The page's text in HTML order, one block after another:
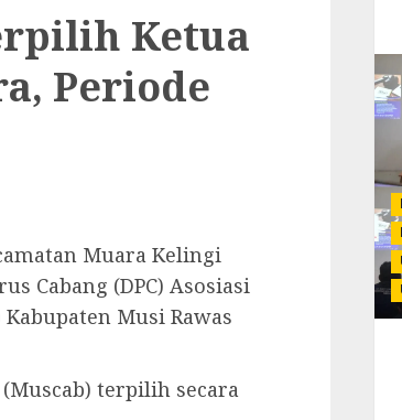
Ketua
Periode
Muara Kelingi
Cabang (DPC) Asosiasi
Musi Rawas
terpilih secara